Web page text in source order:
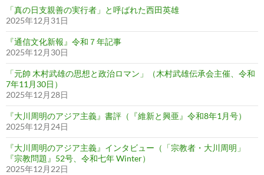
「真の日支親善の実行者」と呼ばれた西田英雄
2025年12月31日
『通信文化新報』令和７年記事
2025年12月30日
「元帥 木村武雄の思想と政治ロマン」（木村武雄伝承会主催、令和
7年11月30日）
2025年12月28日
『大川周明のアジア主義』書評（『維新と興亜』令和8年1月号）
2025年12月24日
『大川周明のアジア主義』インタビュー（「宗教者・大川周明」
『宗教問題』52号、令和七年 Winter）
2025年12月22日